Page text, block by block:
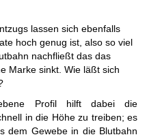
lassen sich ebenfalls
hoch genug ist, also so viel
nachfließt das das
Marke sinkt. Wie läßt sich
Profil hilft dabei die
in die Höhe zu treiben; es
dem Gewebe in die Blutbahn